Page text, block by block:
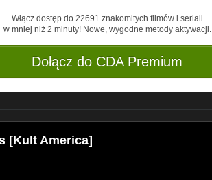
Marek Kaminski
Włącz dostęp do 22691 znakomitych filmów i seriali
w mniej niż 2 minuty! Nowe, wygodne metody aktywacji.
Dołącz do CDA Premium
[Kult America]